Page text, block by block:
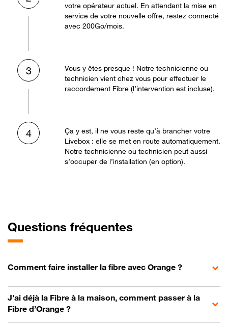
votre opérateur actuel. En attendant la mise en
service de votre nouvelle offre, restez connecté
avec 200Go/mois.
3
Vous y êtes presque ! Notre technicienne ou
technicien vient chez vous pour effectuer le
raccordement Fibre (l’intervention est incluse).
4
Ça y est, il ne vous reste qu’à brancher votre
Livebox : elle se met en route automatiquement.
Notre technicienne ou technicien peut aussi
s’occuper de l’installation (en option).
Questions fréquentes
Comment faire installer la fibre avec Orange ?
J’ai déjà la Fibre à la maison, comment passer à la
Fibre d’Orange ?